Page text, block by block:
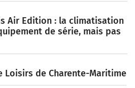
Air Edition : la climatisation
de série, mais pas
Loisirs de Charente-Maritime